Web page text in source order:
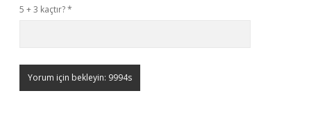
5 + 3 kaçtır?*